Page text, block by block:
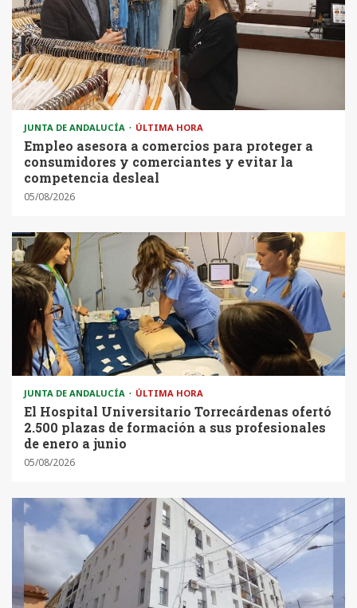
JUNTA DE ANDALUCÍA ÚLTIMA HORA
Empleo asesora a comercios para proteger a
consumidores y comerciantes y evitar la
competencia desleal
05/08/2026
JUNTA DE ANDALUCÍA ÚLTIMA HORA
El Hospital Universitario Torrecárdenas ofertó
2.500 plazas de formación a sus profesionales
de enero a junio
05/08/2026